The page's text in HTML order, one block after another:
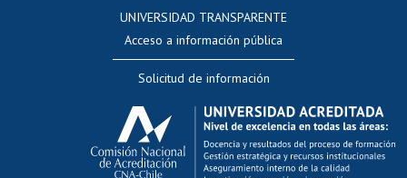
Evaluación docente
Calificación académica
Postulación al AUCAI
Funcionarias/os
UNIVERSIDAD TRANSPARENTE
Acceso a información pública
Solicitud de información